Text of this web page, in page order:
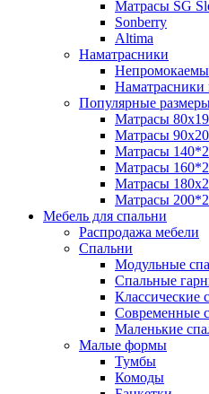
Матрасы SG
Sonberry
Altima
Наматрасники
Наматрасники
Популярные
Матрасы
Матрасы
Матрасы
Матрасы
Матрасы
Матрасы
Мебель для спальни
Распродажа мебели
Спальни
Модульные
Спальные
Классические
Современные
Маленькие
Малые формы
Тумбы
Комоды